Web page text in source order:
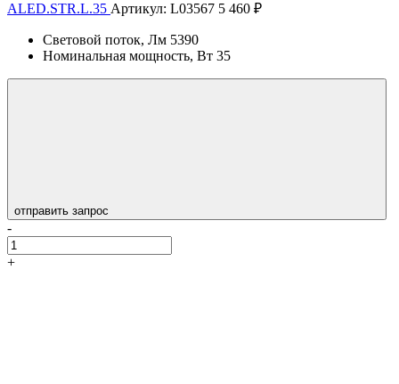
ALED.STR.L.35 Артикул: L03567 5 460 ₽
Световой поток, Лм 5390
Номинальная мощность, Вт 35
отправить запрос
-
+